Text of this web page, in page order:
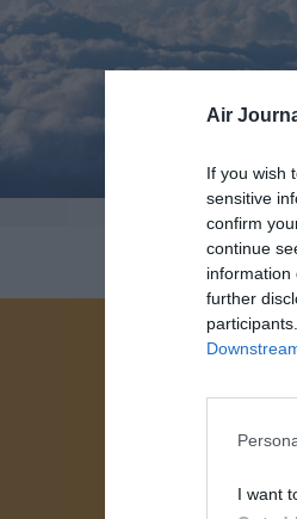
Air
If you wish
sensitive
confirm
continue
information
further
I want
Vous